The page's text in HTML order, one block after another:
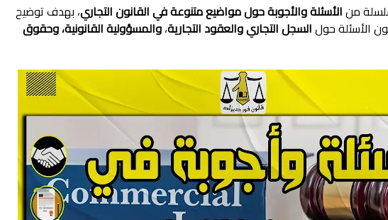
منالأسئلة والأجوبةحول مواضيع متنوعة فيالقانون التجاري، بهدف توضيح
الأسئلة حولالسجل التجاريوالعقود التجارية،والمسؤولية القانونية،وحقوق